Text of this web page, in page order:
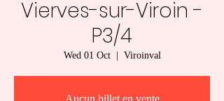
Vierves-sur-Viroin -
P3/4
Wed 01 Oct
  |
Viroinval
Aucun billet en vente